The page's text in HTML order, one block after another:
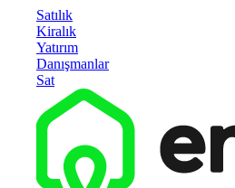
Satılık
Kiralık
Yatırım
Danışmanlar
Sat